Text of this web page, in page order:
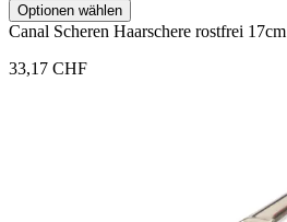
Optionen wählen
Canal Scheren Haarschere rostfrei 17cm
33,17 CHF